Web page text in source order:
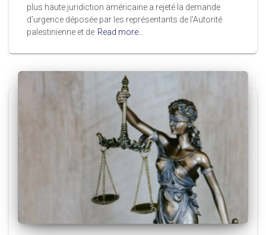
plus haute juridiction américaine a rejeté la demande
d’urgence déposée par les représentants de l’Autorité
palestinienne et de Read more…